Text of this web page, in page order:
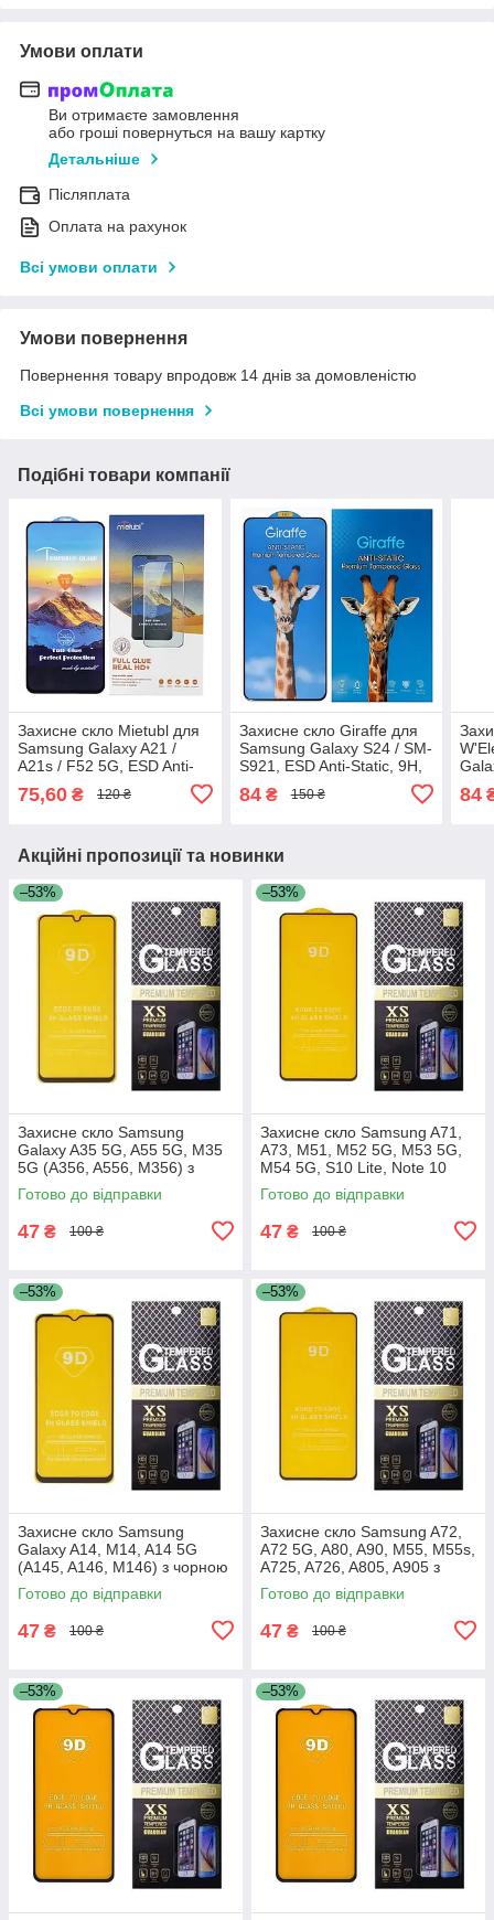
Умови оплати
Ви отримаєте замовлення
або гроші повернуться на вашу картку
Детальніше
Післяплата
Оплата на рахунок
Всі умови оплати
Умови повернення
Повернення товару впродовж 14 днів за домовленістю
Всі умови повернення
Подібні товари компанії
Захисне скло Mietubl для
Samsung Galaxy A21 /
A21s / F52 5G, ESD Anti-
чорною рамкою
75,60 ₴ 120 ₴
Захисне скло Giraffe для
Samsung Galaxy S24 / SM-
S921, ESD Anti-Static, 9H,
рамкою
84₴ 150 ₴ 84
Акційні пропозиції та новинки
–53%
Захисне скло Samsung
Galaxy A35 5G, A55 5G, M35
5G (A356, A556, M356) з
чорною рамкою
Готово до відправки
47 ₴ 100 ₴
–53%
Захисне скло Samsung A71,
A73, M51, M52 5G, M53 5G,
M54 5G, S10 Lite, Note 10
Lite, A715, A716, A725, A736,
M515, M526, M536,
Готово до відправки
47 ₴ 100 ₴
–53%
Захисне скло Samsung
Galaxy A14, M14, A14 5G
(A145, A146, M146) з чорною
рамкою
Готово до відправки
47 ₴ 100 ₴
–53%
Захисне скло Samsung A72,
A72 5G, A80, A90, M55, M55s,
A725, A726, A805, A905 з
чорною рамкою
Готово до відправки
47 ₴ 100 ₴
–53% –53%